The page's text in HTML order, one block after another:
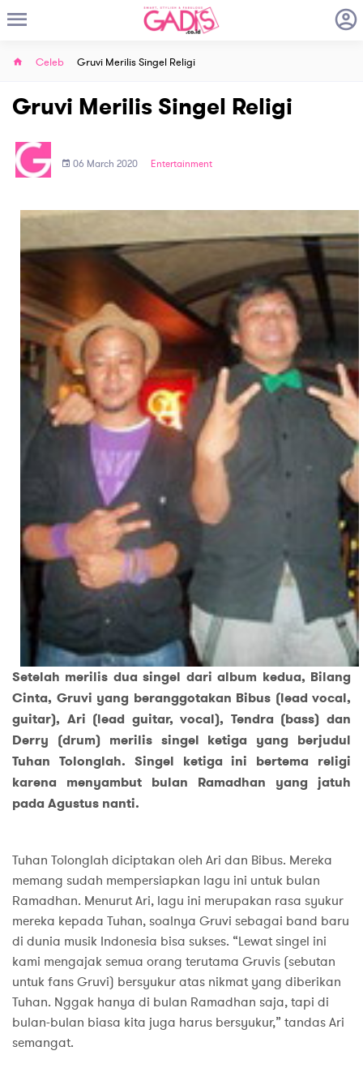
Celeb Gruvi Merilis Singel Religi
Gruvi Merilis Singel Religi
06 March 2020 Entertainment
Setelah merilis dua singel dari album kedua, Bilang
Cinta, Gruvi yang beranggotakan Bibus (lead vocal,
guitar), Ari (lead guitar, vocal), Tendra (bass) dan
Derry (drum) merilis singel ketiga yang berjudul
Tuhan Tolonglah. Singel ketiga ini bertema religi
karena menyambut bulan Ramadhan yang jatuh
pada Agustus nanti.
Tuhan Tolonglah diciptakan oleh Ari dan Bibus. Mereka
memang sudah mempersiapkan lagu ini untuk bulan
Ramadhan. Menurut Ari, lagu ini merupakan rasa syukur
mereka kepada Tuhan, soalnya Gruvi sebagai band baru
di dunia musik Indonesia bisa sukses. “Lewat singel ini
kami mengajak semua orang terutama Gruvis (sebutan
untuk fans Gruvi) bersyukur atas nikmat yang diberikan
Tuhan. Nggak hanya di bulan Ramadhan saja, tapi di
bulan-bulan biasa kita juga harus bersyukur,” tandas Ari
semangat.